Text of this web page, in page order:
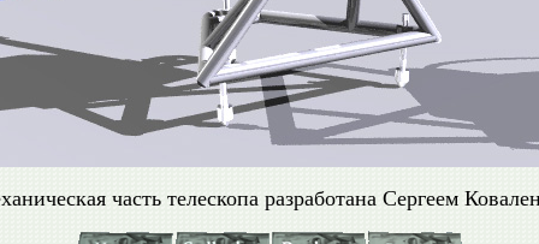
часть телескопа разработана Сергеем